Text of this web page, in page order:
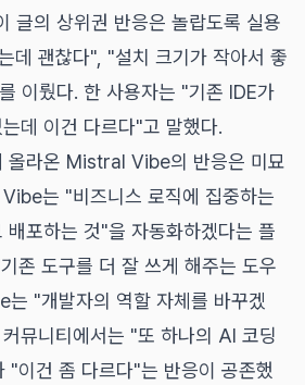
글의 상위권 반응은 놀랍도록 실용
데 괜찮다", "설치 크기가 작아서 좋
이뤘다. 한 사용자는 "기존 IDE가
데 이건 다르다"고 말했다.
올라온 Mistral Vibe의 반응은 미묘
는 "비즈니스 로직에 집중하는
배포하는 것"을 자동화하겠다는 플
존 도구를 더 잘 쓰게 해주는 도우
"개발자의 역할 자체를 바꾸겠
뮤니티에서는 "또 하나의 AI 코딩
"이건 좀 다르다"는 반응이 공존했